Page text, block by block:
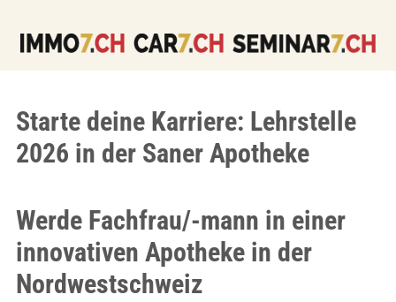
Starte deine Karriere: Lehrstelle
2026 in der Saner Apotheke
Werde Fachfrau/-mann in einer
innovativen Apotheke in der
Nordwestschweiz